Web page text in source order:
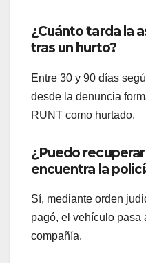
¿Cuánto tarda la
tras un hurto?
Entre 30 y 90 días
desde la denuncia
RUNT como hurtado.
¿Puedo
encuentra la
Sí, mediante orden
pagó, el vehículo pasa
compañía.